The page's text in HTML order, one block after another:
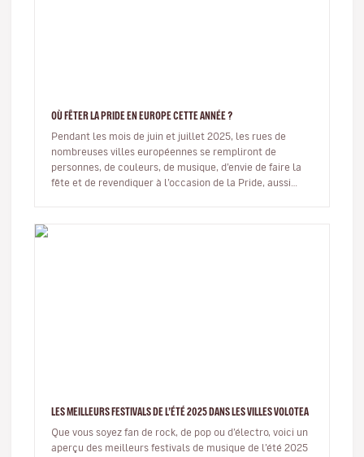
OÙ FÊTER LA PRIDE EN EUROPE CETTE ANNÉE ?
Pendant les mois de juin et juillet 2025, les rues de
nombreuses villes européennes se rempliront de
personnes, de couleurs, de musique, d’envie de faire la
fête et de revendiquer à l’occasion de la Pride, aussi
LES MEILLEURS FESTIVALS DE L’ÉTÉ 2025 DANS LES VILLES VOLOTEA
Que vous soyez fan de rock, de pop ou d’électro, voici un
aperçu des meilleurs festivals de musique de l’été 2025